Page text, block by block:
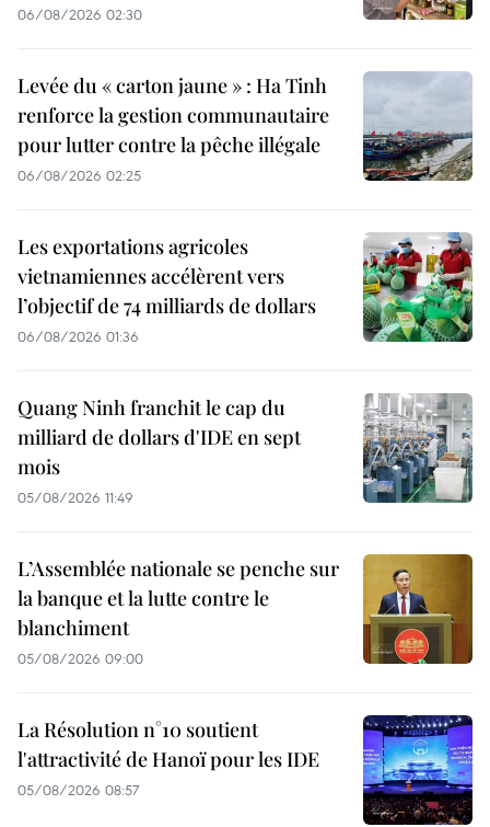
06/08/2026 02:30
Levée du « carton jaune » : Ha Tinh
renforce la gestion communautaire
pour lutter contre la pêche illégale
06/08/2026 02:25
Les exportations agricoles
vietnamiennes accélèrent vers
l’objectif de 74 milliards de dollars
06/08/2026 01:36
Quang Ninh franchit le cap du
milliard de dollars d'IDE en sept
mois
05/08/2026 11:49
L’Assemblée nationale se penche sur
la banque et la lutte contre le
blanchiment
05/08/2026 09:00
La Résolution n°10 soutient
l'attractivité de Hanoï pour les IDE
05/08/2026 08:57